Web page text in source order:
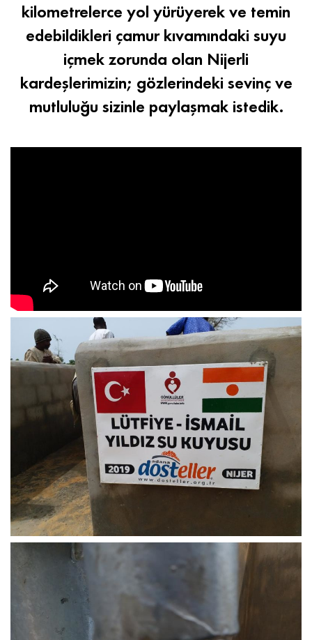
kilometrelerce yol yürüyerek ve temin
edebildikleri çamur kıvamındaki suyu
içmek zorunda olan Nijerli
kardeşlerimizin; gözlerindeki sevinç ve
mutluluğu sizinle paylaşmak istedik.